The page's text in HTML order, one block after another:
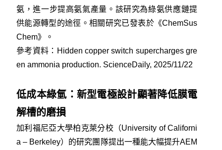
氨，進一步提高氨氣產量。該研究為綠氨供應鏈提
供能源轉型的途徑。相關研究已發表於《ChemSus
Chem》。
參考資料： Hidden copper switch supercharges gre
en ammonia production. ScienceDaily, 2025/11/22
低成本綠氫：新型電極設計顯著降低膜電
解槽的磨損
加利福尼亞大學柏克萊分校（University of Californi
a – Berkeley）的研究團隊提出一種能大幅提升AEM